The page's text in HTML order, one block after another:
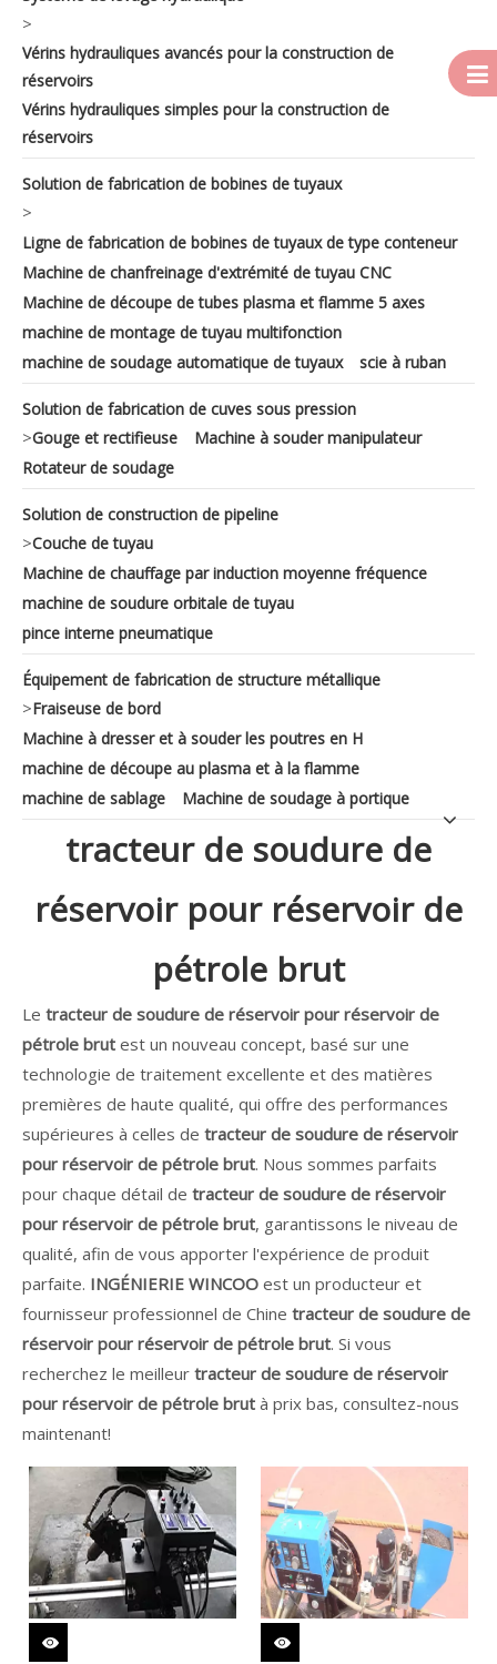
>
Vérins hydrauliques avancés pour la construction de
réservoirs
Vérins hydrauliques simples pour la construction de
réservoirs
Solution de fabrication de bobines de tuyaux
>
Ligne de fabrication de bobines de tuyaux de type conteneur
Machine de chanfreinage d'extrémité de tuyau CNC
Machine de découpe de tubes plasma et flamme 5 axes
machine de montage de tuyau multifonction
machine de soudage automatique de tuyaux
scie à ruban
Solution de fabrication de cuves sous pression
>Gouge et rectifieuse
Machine à souder manipulateur
Rotateur de soudage
Solution de construction de pipeline
>Couche de tuyau
Machine de chauffage par induction moyenne fréquence
machine de soudure orbitale de tuyau
pince interne pneumatique
Équipement de fabrication de structure métallique
>Fraiseuse de bord
Machine à dresser et à souder les poutres en H
machine de découpe au plasma et à la flamme
machine de sablage
Machine de soudage à portique
tracteur de soudure de
réservoir pour réservoir de
pétrole brut
Le tracteur de soudure de réservoir pour réservoir de
pétrole brut est un nouveau concept, basé sur une
technologie de traitement excellente et des matières
premières de haute qualité, qui offre des performances
supérieures à celles de tracteur de soudure de réservoir
pour réservoir de pétrole brut. Nous sommes parfaits
pour chaque détail de tracteur de soudure de réservoir
pour réservoir de pétrole brut, garantissons le niveau de
qualité, afin de vous apporter l'expérience de produit
parfaite. INGÉNIERIE WINCOO est un producteur et
fournisseur professionnel de Chine tracteur de soudure de
réservoir pour réservoir de pétrole brut. Si vous
recherchez le meilleur tracteur de soudure de réservoir
pour réservoir de pétrole brut à prix bas, consultez-nous
maintenant!